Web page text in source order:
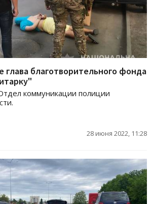
благотворительного фонда
коммуникации полиции
28 июня 2022, 11:28